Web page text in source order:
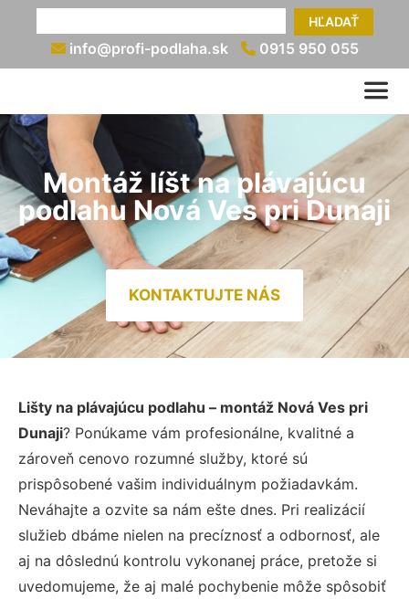
HĽADAŤ
info@profi-podlaha.sk 0915 950 055
Montáž líšt na plávajúcu
podlahu Nová Ves pri Dunaji
KONTAKTUJTE NÁS
Lišty na plávajúcu podlahu – montáž Nová Ves pri
Dunaji? Ponúkame vám profesionálne, kvalitné a
zároveň cenovo rozumné služby, ktoré sú
prispôsobené vašim individuálnym požiadavkám.
Neváhajte a ozvite sa nám ešte dnes. Pri realizácií
služieb dbáme nielen na precíznosť a odbornosť, ale
aj na dôslednú kontrolu vykonanej práce, pretože si
uvedomujeme, že aj malé pochybenie môže spôsobiť